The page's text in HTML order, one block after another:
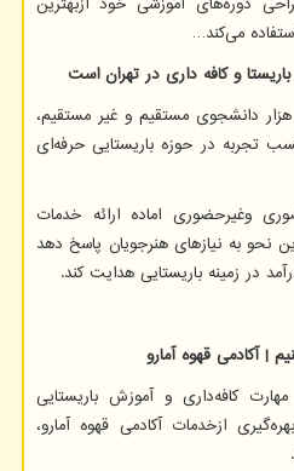
می‌کند…
و کافه داری در تهران است
آکادمی قهوه آمارو با بیش از ۳ هزار دانشجوی مستقیم و غیر مستقیم،
تجربه در حوزه باریستایی حرفه‌ای
وغیرحضوری اماده ارائه خدمات
نحو به نیازهای هنرجویان پاسخ دهد
در زمینه باریستایی هدایت کند.
| آکادمی قهوه آمارو
مهارت کافه‌داری و آموزش باریستایی
ازخدمات آکادمی قهوه آمارو،